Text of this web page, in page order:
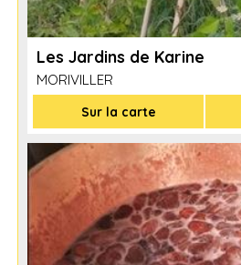
Les Jardins de Karine
MORIVILLER
Sur la carte